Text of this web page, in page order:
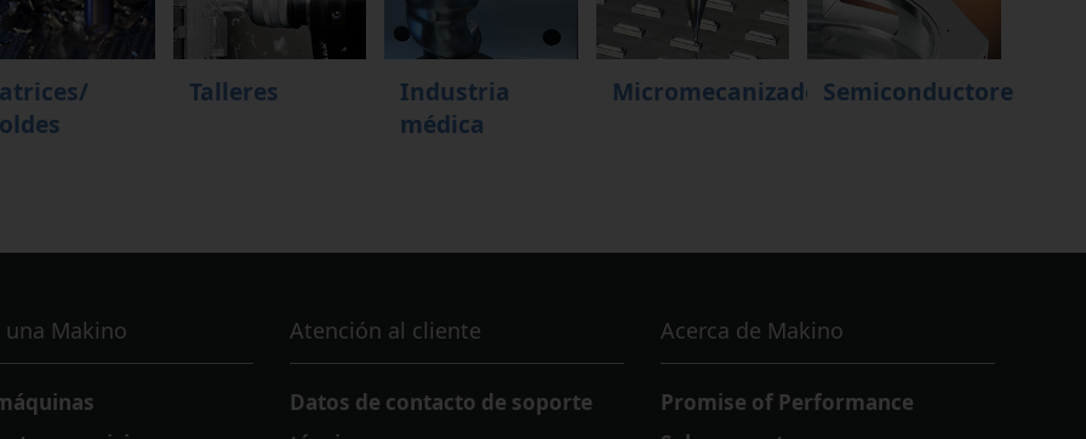
Talleres
Industria
médica
Micromecanizado Semiconductores
una Makino Atención al cliente
Datos de contacto de soporte
Acerca de Makino
Promise of Performance